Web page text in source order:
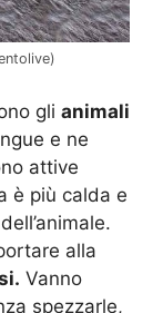
gli animali
e ne
attive
è più calda e
alla
Vanno
spezzarle,